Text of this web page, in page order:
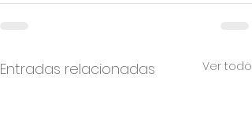
Entradas relacionadas Ver todo